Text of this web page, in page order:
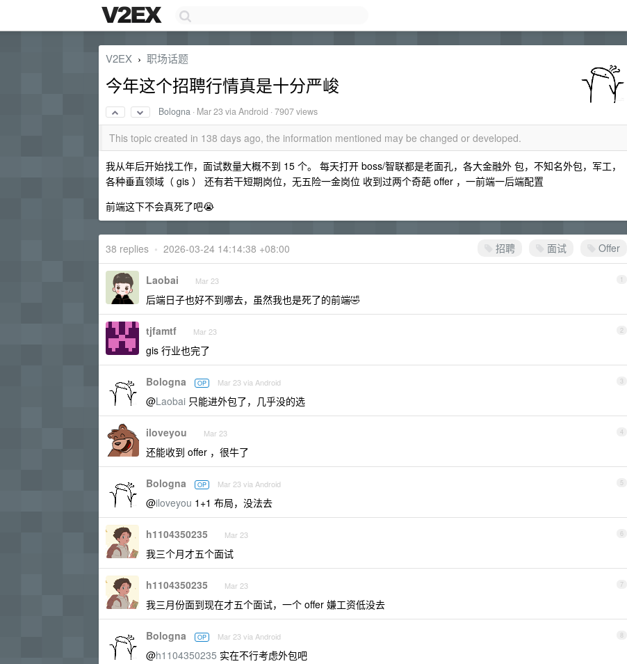
V2EX › 职场话题
今年这个招聘行情真是十分严峻
Bologna · Mar 23 via Android · 7907 views
This topic created in 138 days ago, the information mentioned may be changed or developed.
我从年后开始找工作，面试数量大概不到 15 个。 每天打开 boss/智联都是老面孔，各大金融外 包，不知名外包，军工，
各种垂直领域（ gis ） 还有若干短期岗位，无五险一金岗位 收到过两个奇葩 offer ，一前端一后端配置
前端这下不会真死了吧😭
招聘 面试 Offer
38 replies • 2026-03-24 14:14:38 +08:00
1
Laobai Mar 23
后端日子也好不到哪去，虽然我也是死了的前端🤣
2
tjfamtf Mar 23
gis 行业也完了
3
Bologna OP Mar 23 via Android
@Laobai 只能进外包了，几乎没的选
4
iloveyou Mar 23
还能收到 offer ，很牛了
5
Bologna OP Mar 23 via Android
@iloveyou 1+1 布局，没法去
6
h1104350235 Mar 23
我三个月才五个面试
7
h1104350235 Mar 23
我三月份面到现在才五个面试，一个 offer 嫌工资低没去
8
Bologna OP Mar 23 via Android
@h1104350235 实在不行考虑外包吧